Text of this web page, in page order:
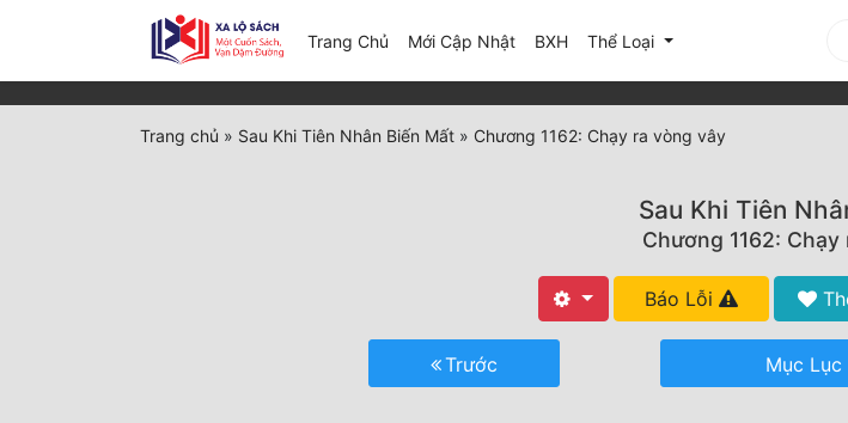
Trang Chủ Mới Cập Nhật(current)
BXH Thể Loại
Trang chủ » Sau Khi Tiên Nhân Biến Mất » Chương 1162: Chạy ra vòng vây
Sau Khi Tiên
Chương 1162:
Báo Lỗi
Trước Mục Lục